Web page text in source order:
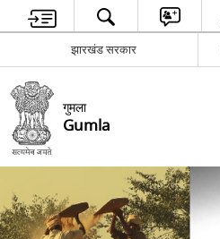
झारखंड सरकार
गुमला
Gumla